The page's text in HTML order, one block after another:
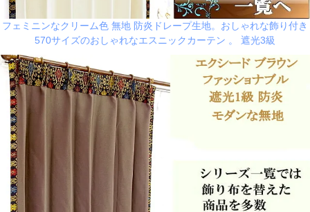
フェミニンなクリーム色 無地 防炎ドレープ生地。おしゃれな飾り付き
570サイズのおしゃれなエスニックカーテン 。 遮光3級